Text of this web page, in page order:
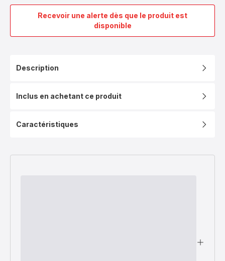
Recevoir une alerte dès que le produit est
disponible
Tefal
&
verre,
Description
Inclus en achetant ce produit
Caractéristiques